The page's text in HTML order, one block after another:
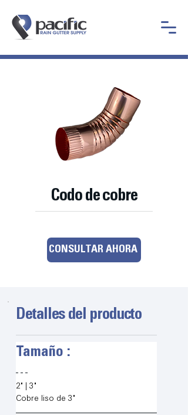
Codo de cobre
CONSULTAR AHORA
Detalles del producto
Tamaño :
2" | 3"
Cobre liso de 3"